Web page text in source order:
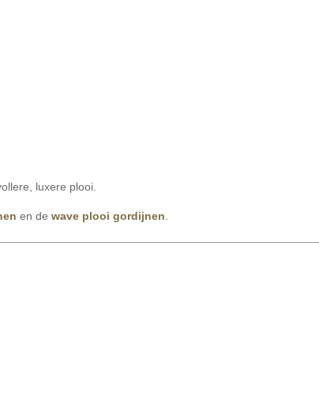
luxere plooi.
en dewave plooi gordijnen